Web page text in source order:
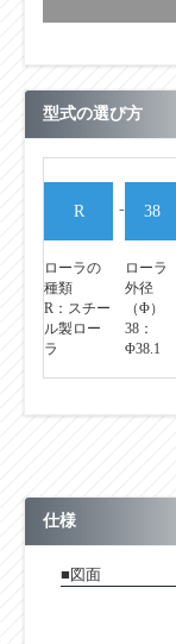
型式の選び方
種類
R：スチー
ル製ロー
ラ
外径
（Φ）
38：
Φ38.1
仕様